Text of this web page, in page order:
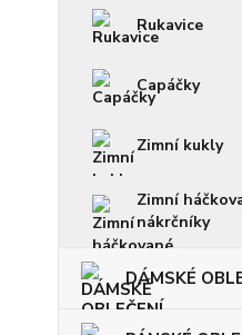
Rukavice
Capáčky
Zimní kukly
Zimní
nákrčníky
DÁMSKÉ